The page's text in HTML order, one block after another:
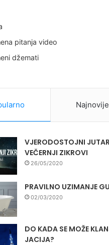
pitanja video
džemati
Najnovije
VJERODOSTOJNI
VEČERNJI ZIKROVI
26/05/2020
PRAVILNO UZIMANJE
02/03/2020
DO KADA SE MOŽE
JACIJA?